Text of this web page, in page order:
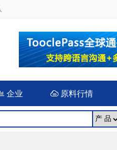
企业 原料行情